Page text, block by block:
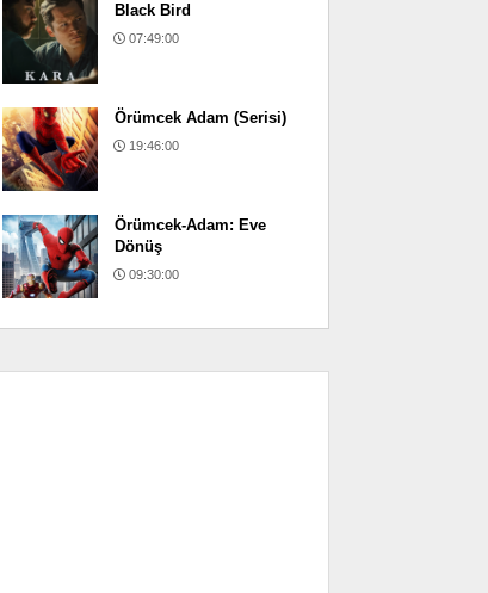
Black Bird
07:49:00
Örümcek Adam (Serisi)
19:46:00
Örümcek-Adam: Eve
Dönüş
09:30:00